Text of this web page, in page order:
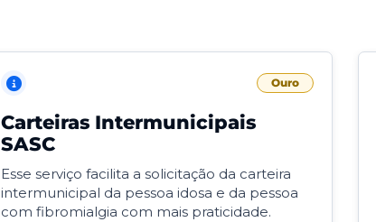
Ouro
Carteiras Intermunicipais
SASC
Esse serviço facilita a solicitação da carteira
intermunicipal da pessoa idosa e da pessoa
com fibromialgia com mais praticidade.